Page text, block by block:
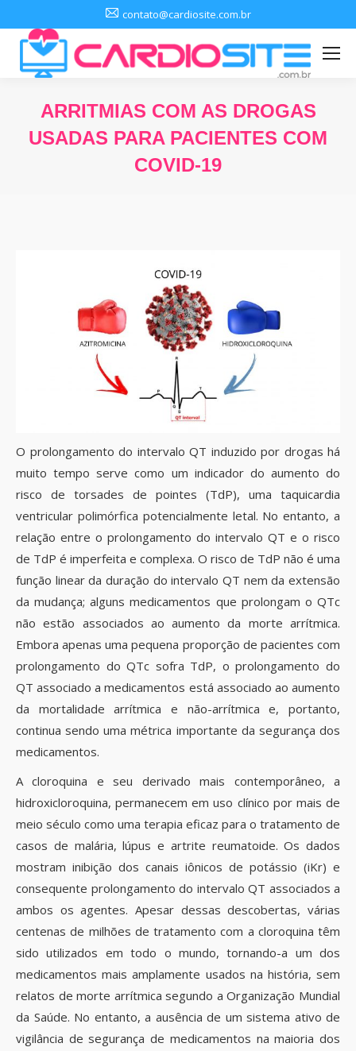
contato@cardiosite.com.br
ARRITMIAS COM AS DROGAS
USADAS PARA PACIENTES COM
COVID-19
O prolongamento do intervalo QT induzido por drogas há
muito tempo serve como um indicador do aumento do
risco de torsades de pointes (TdP), uma taquicardia
ventricular polimórfica potencialmente letal. No entanto, a
relação entre o prolongamento do intervalo QT e o risco
de TdP é imperfeita e complexa. O risco de TdP não é uma
função linear da duração do intervalo QT nem da extensão
da mudança; alguns medicamentos que prolongam o QTc
não estão associados ao aumento da morte arrítmica.
Embora apenas uma pequena proporção de pacientes com
prolongamento do QTc sofra TdP, o prolongamento do
QT associado a medicamentos está associado ao aumento
da mortalidade arrítmica e não-arrítmica e, portanto,
continua sendo uma métrica importante da segurança dos
medicamentos.
A cloroquina e seu derivado mais contemporâneo, a
hidroxicloroquina, permanecem em uso clínico por mais de
meio século como uma terapia eficaz para o tratamento de
casos de malária, lúpus e artrite reumatoide. Os dados
mostram inibição dos canais iônicos de potássio (iKr) e
consequente prolongamento do intervalo QT associados a
ambos os agentes. Apesar dessas descobertas, várias
centenas de milhões de tratamento com a cloroquina têm
sido utilizados em todo o mundo, tornando-a um dos
medicamentos mais amplamente usados ​​na história, sem
relatos de morte arrítmica segundo a Organização Mundial
da Saúde. No entanto, a ausência de um sistema ativo de
vigilância de segurança de medicamentos na maioria dos